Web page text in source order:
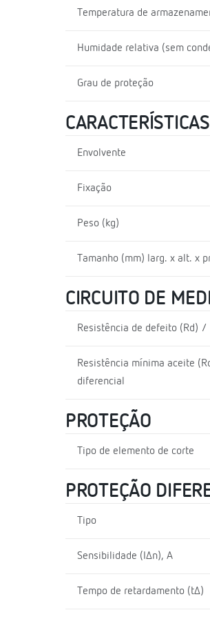
Temperatura de
Humidade relativa (sem
Grau de proteção
Envolvente
Fixação
Peso (kg)
Tamanho (mm) larg. x alt. x
CIRCUITO DE
Resistência de defeito (Rd) /
Resistência mínima aceite
diferencial
PROTEÇÃO
Tipo de elemento de corte
PROTEÇÃO
Tipo
Sensibilidade (I∆n), A
Tempo de retardamento (t∆)